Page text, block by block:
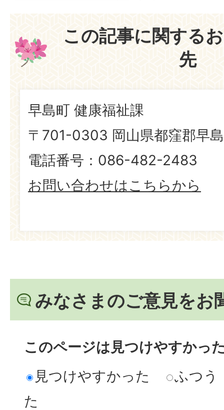
この記事に関する
先
早島町 健康福祉課
〒701-0303 岡山県都窪郡早
電話番号：086-482-2483
お問い合わせはこちらから
みなさまのご意見をお
このページは見つけやすかっ
見つけやすかった
ふつう
た